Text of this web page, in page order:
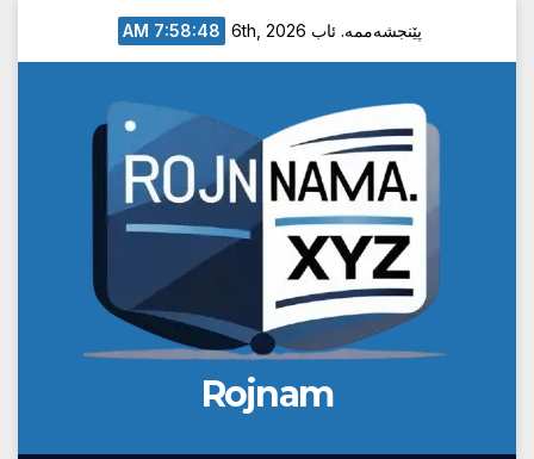
پێنجشەممە. ئاب 6th, 2026 7:58:49 AM
Rojnam